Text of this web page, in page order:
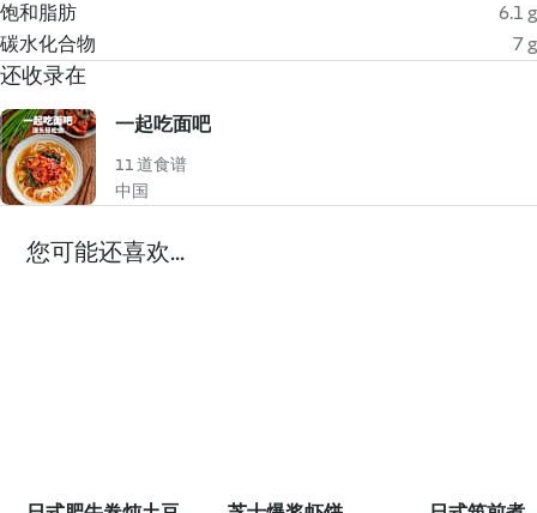
饱和脂肪
6.1 g
碳水化合物
7 g
还收录在
一起吃面吧
11 道食谱
中国
您可能还喜欢...